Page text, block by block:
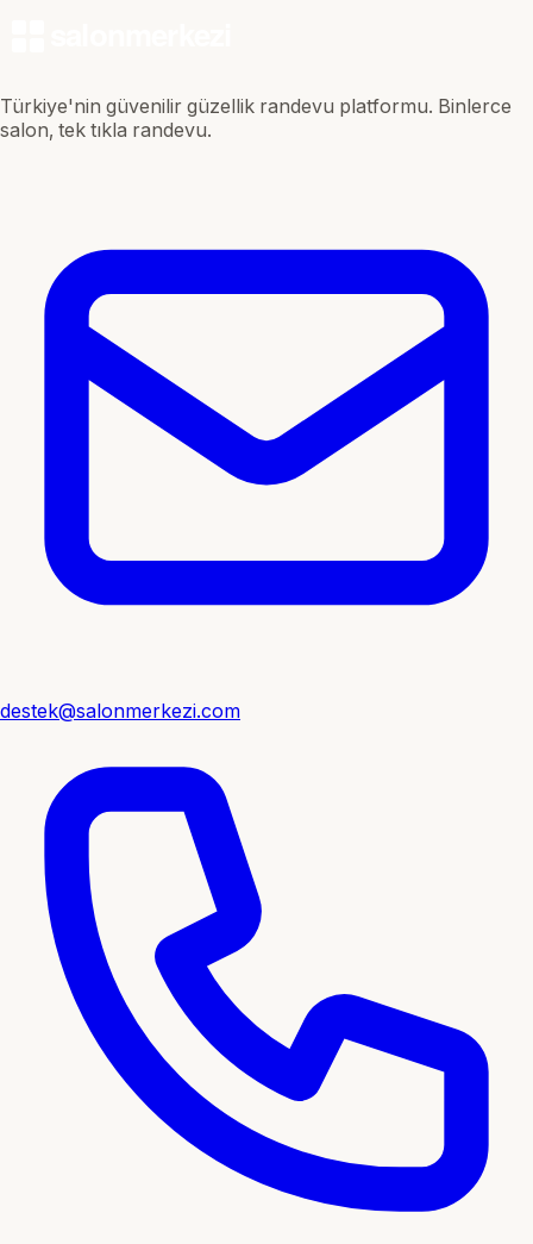
Türkiye'nin güvenilir güzellik randevu platformu. Binlerce
salon, tek tıkla randevu.
destek@salonmerkezi.com